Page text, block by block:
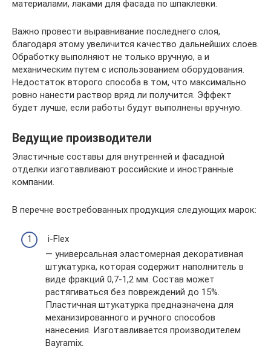
материалами, лаками для фасада по шпаклевки.
Важно провести выравнивание последнего слоя,
благодаря этому увеличится качество дальнейших слоев.
Обработку выполняют не только вручную, а и
механическим путем с использованием оборудования.
Недостаток второго способа в том, что максимально
ровно нанести раствор вряд ли получится. Эффект
будет лучше, если работы будут выполнены вручную.
Ведущие производители
Эластичные составы для внутренней и фасадной
отделки изготавливают российские и иностранные
компании.
В перечне востребованных продукция следующих марок:
i-Flex
— универсальная эластомерная декоративная
штукатурка, которая содержит наполнитель в
виде фракций 0,7-1,2 мм. Состав может
растягиваться без повреждений до 15%.
Пластичная штукатурка предназначена для
механизированного и ручного способов
нанесения. Изготавливается производителем
Bayramix.